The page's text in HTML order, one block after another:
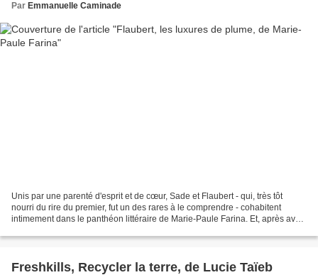
Par Emmanuelle Caminade
Unis par une parenté d'esprit et de cœur, Sade et Flaubert - qui, très tôt
nourri du rire du premier, fut un des rares à le comprendre - cohabitent
intimement dans le panthéon littéraire de Marie-Paule Farina. Et, après avoir
Freshkills, Recycler la terre, de Lucie Taïeb